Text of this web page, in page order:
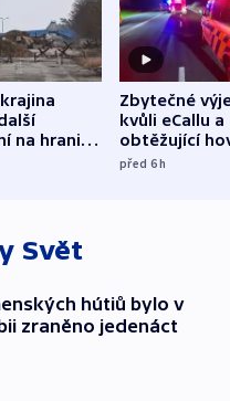
na hranici
Zbytečné
kvůli eCallu a
obtěžující
zdržují
před 6h
Svět
hútiů bylo v
zraněno jedenáct